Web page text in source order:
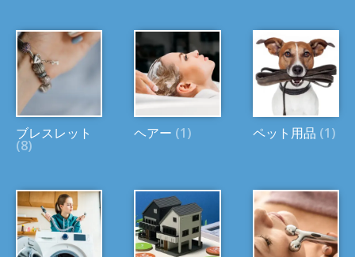
ブレスレット
(8)
ヘアー (1) ペット用品 (1)